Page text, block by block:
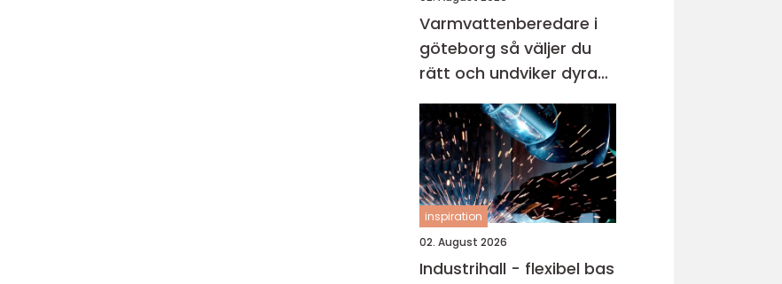
Varmvattenberedare i
göteborg så väljer du
rätt och undviker dyra
misstag
inspiration
02. August 2026
Industrihall - flexibel bas